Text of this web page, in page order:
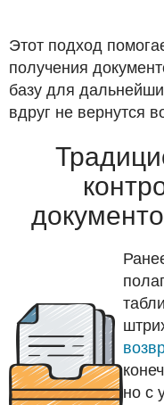
Этот подход
получения
базу для
вдруг не вернутся
но с